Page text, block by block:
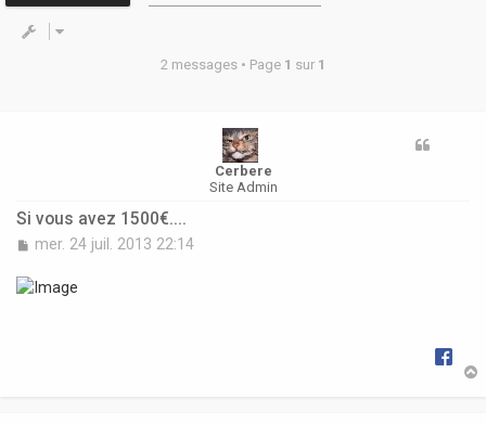
2 messages • Page 1 sur 1
Cerbere
Site Admin
Si vous avez 1500€....
M
s
s
mer. 24 juil. 2013 22:14